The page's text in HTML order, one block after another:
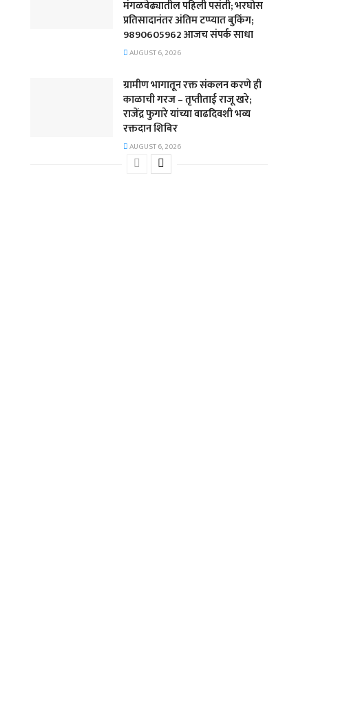
मंगळवेढ्यातील पहिली पसंती; भरघोस
प्रतिसादानंतर अंतिम टप्प्यात बुकिंग;
9890605962 आजच संपर्क साधा
AUGUST 6, 2026
ग्रामीण भागातून रक्त संकलन करणे ही
काळाची गरज – तृप्तीताई राजू खरे;
राजेंद्र फुगारे यांच्या वाढदिवशी भव्य
रक्तदान शिबिर
AUGUST 6, 2026